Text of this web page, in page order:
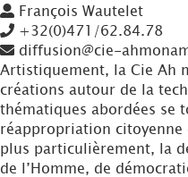
François Wautelet
+32(0)471/62.84.78
diffusion@cie-
Artistiquement, la Cie Ah
créations autour de la
thématiques abordées se
réappropriation
plus particulièrement, la
de l’Homme, de